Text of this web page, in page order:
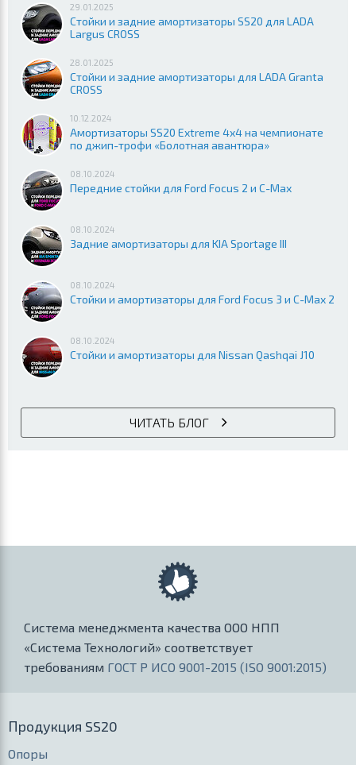
29.01.2025
Стойки и задние амортизаторы SS20 для LADA
Largus CROSS
28.01.2025
Стойки и задние амортизаторы для LADA Granta
CROSS
10.12.2024
Амортизаторы SS20 Extreme 4x4 на чемпионате
по джип-трофи «Болотная авантюра»
08.10.2024
Передние стойки для Ford Focus 2 и C-Max
08.10.2024
Задние амортизаторы для KIA Sportage III
08.10.2024
Стойки и амортизаторы для Ford Focus 3 и C-Max 2
08.10.2024
Стойки и амортизаторы для Nissan Qashqai J10
ЧИТАТЬ БЛОГ
Система менеджмента качества ООО НПП
«Система Технологий» соответствует
требованиям ГОСТ Р ИСО 9001-2015 (ISO 9001:2015)
Продукция SS20
Опоры